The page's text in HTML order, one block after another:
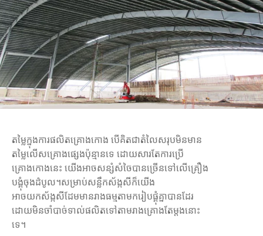
តម្លៃក្នុងការផលិតគ្រោងកោង បើគិតជាតំលៃសរុបមិនមាន
តម្លៃលើសគ្រោងផ្សេងប៉ុន្មានទេ ដោយសារតែការប្រើ
គ្រោងកោងនេះ យើងអាចសន្សំសំចៃបានច្រើនទៅលើគ្រឿង
បង្គុំចុងដំបូល។សម្រាប់សន្លឹកស័ង្កសីក៏យើង
អាចយកស័ង្កសីដែមមានរាងធម្មតាមករៀបផ្គុំគ្នាបានដែរ
ដោយមិនចាំបាច់ទាល់ផលិតទៅតាមរាងគ្រោងតែម្តងនោះ
ទេ។